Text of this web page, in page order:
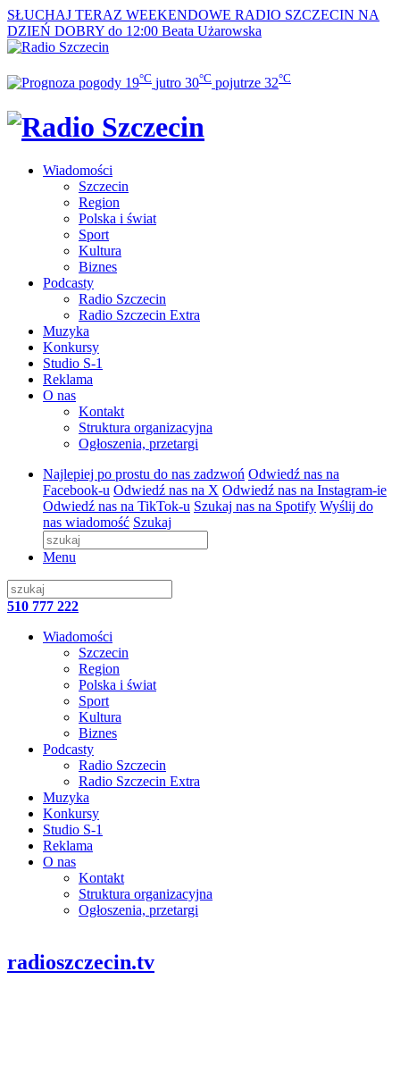
SŁUCHAJ TERAZ WEEKENDOWE RADIO SZCZECIN NA
DZIEŃ DOBRY do 12:00 Beata Użarowska
19°C jutro 30°C pojutrze 32°C
Wiadomości
Szczecin
Region
Polska i świat
Sport
Kultura
Biznes
Podcasty
Radio Szczecin
Radio Szczecin Extra
Muzyka
Konkursy
Studio S-1
Reklama
O nas
Kontakt
Struktura organizacyjna
Ogłoszenia, przetargi
Najlepiej po prostu do nas zadzwoń Odwiedź nas na
Facebook-u Odwiedź nas na X Odwiedź nas na Instagram-ie
Odwiedź nas na TikTok-u Szukaj nas na Spotify Wyślij do
nas wiadomość Szukaj
Menu
510 777 222
Wiadomości
Szczecin
Region
Polska i świat
Sport
Kultura
Biznes
Podcasty
Radio Szczecin
Radio Szczecin Extra
Muzyka
Konkursy
Studio S-1
Reklama
O nas
Kontakt
Struktura organizacyjna
Ogłoszenia, przetargi
radioszczecin.tv